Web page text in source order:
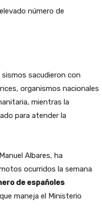
número de
sacudieron con
organismos nacionales
mientras la
para atender la
Albares, ha
ocurridos la semana
de españoles
maneja el Ministerio